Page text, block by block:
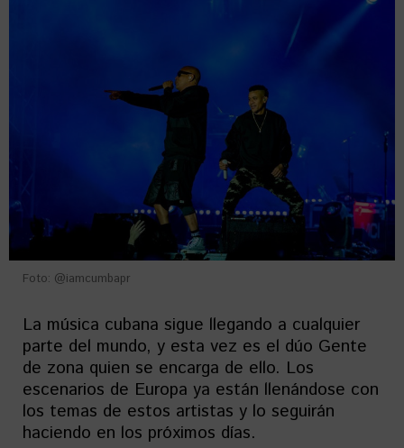
Foto: @iamcumbapr
La música cubana sigue llegando a cualquier
parte del mundo, y esta vez es el dúo Gente
de zona quien se encarga de ello. Los
escenarios de Europa ya están llenándose con
los temas de estos artistas y lo seguirán
haciendo en los próximos días.